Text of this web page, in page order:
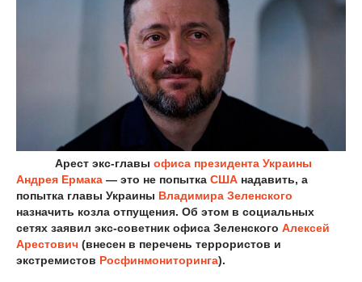
Арест экс-главы офиса президента Украины
Андрея Ермака — это не попытка США надавить, а
попытка главы Украины Владимира Зеленского
назначить козла отпущения. Об этом в социальных
сетях заявил экс-советник офиса Зеленского Алексей
Арестович (внесен в перечень террористов и
экстремистов Росфинмониторинга).